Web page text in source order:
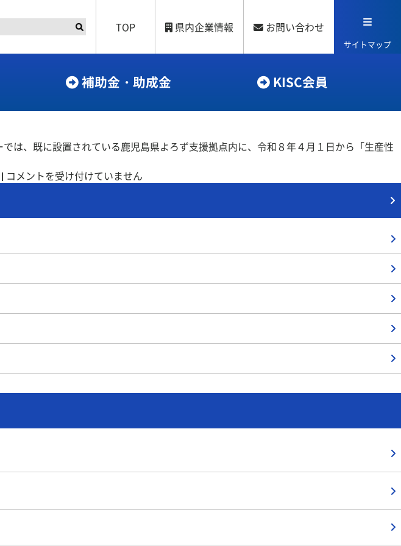
TOP 県内企業情報 お問い合わせ
サイトマップ
補助金・助成金 KISC会員
、既に設置されている鹿児島県よろず支援拠点内に、令和８年４月１日から「生産性
| 「鹿
県
上
開
コメントを受け付けていません